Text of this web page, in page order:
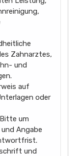
Zahnarztes,
und
auf
oder
um
Angabe
und